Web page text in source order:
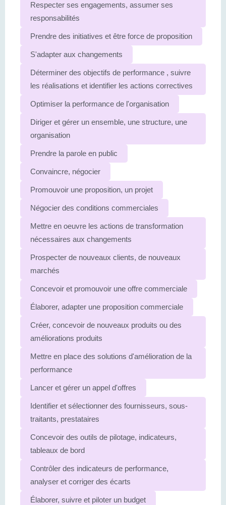
Respecter ses engagements, assumer ses
responsabilités
Prendre des initiatives et être force de proposition
S'adapter aux changements
Déterminer des objectifs de performance , suivre
les réalisations et identifier les actions correctives
Optimiser la performance de l'organisation
Diriger et gérer un ensemble, une structure, une
organisation
Prendre la parole en public
Convaincre, négocier
Promouvoir une proposition, un projet
Négocier des conditions commerciales
Mettre en oeuvre les actions de transformation
nécessaires aux changements
Prospecter de nouveaux clients, de nouveaux
marchés
Concevoir et promouvoir une offre commerciale
Élaborer, adapter une proposition commerciale
Créer, concevoir de nouveaux produits ou des
améliorations produits
Mettre en place des solutions d'amélioration de la
performance
Lancer et gérer un appel d'offres
Identifier et sélectionner des fournisseurs, sous-
traitants, prestataires
Concevoir des outils de pilotage, indicateurs,
tableaux de bord
Contrôler des indicateurs de performance,
analyser et corriger des écarts
Élaborer, suivre et piloter un budget